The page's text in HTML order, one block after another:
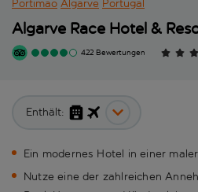
Portimao Algarve Portugal
Algarve Race Hotel &
422 Bewertungen
Enthält:
Ein modernes Hotel in einer
Nutze eine der zahlreichen